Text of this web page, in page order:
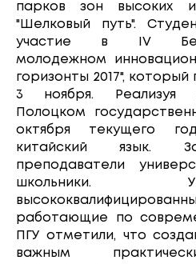
парков зон высоких
"Шелковый путь".
участие в IV
молодежном
горизонты 2017",
3 ноября. Реализуя
Полоцком
октября текущего
китайский язык.
преподаватели
школьники.
работающие по
ПГУ отметили, что
важным